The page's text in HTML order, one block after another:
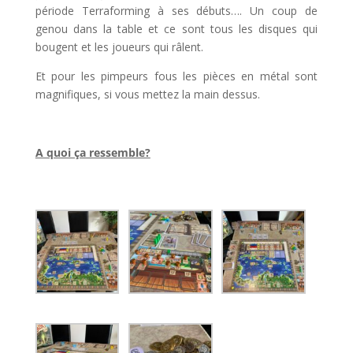
période Terraforming à ses débuts…. Un coup de
genou dans la table et ce sont tous les disques qui
bougent et les joueurs qui râlent.
Et pour les pimpeurs fous les pièces en métal sont
magnifiques, si vous mettez la main dessus.
A quoi ça ressemble?